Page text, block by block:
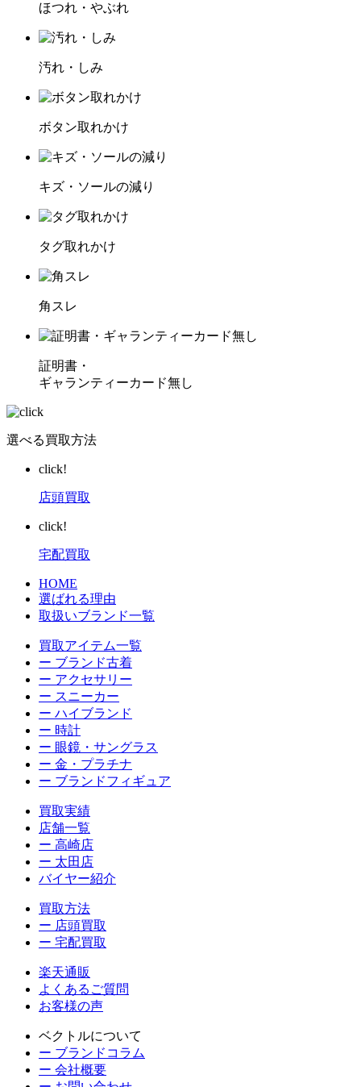
ほつれ・やぶれ
汚れ・しみ
ボタン取れかけ
キズ・ソールの減り
タグ取れかけ
角スレ
証明書・
ギャランティーカード無し
選べる買取方法
click!
店頭買取
click!
宅配買取
HOME
選ばれる理由
取扱いブランド一覧
買取アイテム一覧
ー ブランド古着
ー アクセサリー
ー スニーカー
ー ハイブランド
ー 時計
ー 眼鏡・サングラス
ー 金・プラチナ
ー ブランドフィギュア
買取実績
店舗一覧
ー 高崎店
ー 太田店
バイヤー紹介
買取方法
ー 店頭買取
ー 宅配買取
楽天通販
よくあるご質問
お客様の声
ベクトルについて
ー ブランドコラム
ー 会社概要